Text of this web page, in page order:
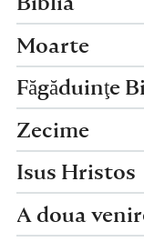
Moarte
Făgăduinţe
Zecime
Isus Hristos
A doua